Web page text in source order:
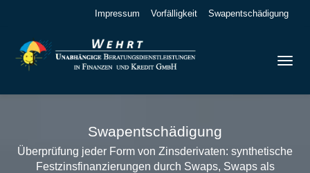
Swapentschädigung
Vorfälligkeit
Impressum
Swapentschädigung
Überprüfung jeder Form von Zinsderivaten: synthetische
Festzinsfinanzierungen durch Swaps, Swaps als